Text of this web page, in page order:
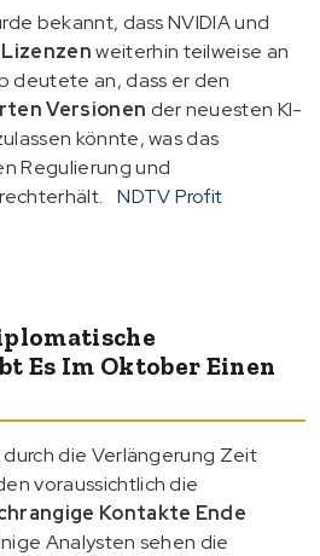
bekannt, dass NVIDIA und
weiterhin teilweise an
deutete an, dass er den
Versionen der neuesten KI-
könnte, was das
Regulierung und
NDTV Profit
Es Im Oktober Einen
durch die Verlängerung Zeit
voraussichtlich die
Kontakte Ende
Analysten sehen die